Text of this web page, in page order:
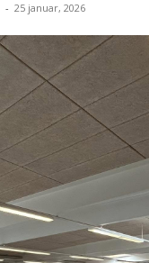
- 25 januar, 2026